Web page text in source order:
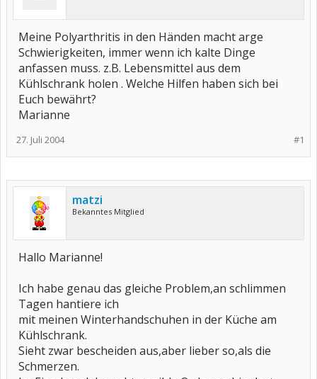
Meine Polyarthritis in den Händen macht arge
Schwierigkeiten, immer wenn ich kalte Dinge
anfassen muss. z.B. Lebensmittel aus dem
Kühlschrank holen . Welche Hilfen haben sich bei
Euch bewährt?
Marianne
#1
27. Juli 2004
matzi
Bekanntes Mitglied
Hallo Marianne!
Ich habe genau das gleiche Problem,an schlimmen
Tagen hantiere ich
mit meinen Winterhandschuhen in der Küche am
Kühlschrank.
Sieht zwar bescheiden aus,aber lieber so,als die
Schmerzen.